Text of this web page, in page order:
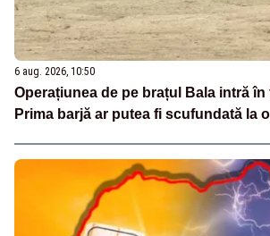
6 aug. 2026, 10:50
Operațiunea de pe brațul Bala intră în
Prima barjă ar putea fi scufundată la